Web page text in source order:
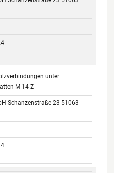
unter
M 14-Z
Schanzenstraße 23 51063